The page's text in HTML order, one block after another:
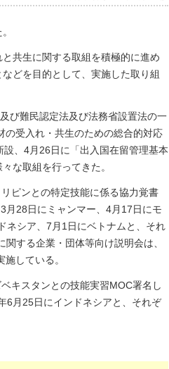
共生に関する取組を積極的に進め
どを目的として、実施した取り組
び難民認定法及び法務省設置法の一
受入れ・共生のための総合的対応
、4月26日に「出入国在留管理基本
な取組を行ってきた。
ピンとの特定技能に係る協力覚書
月28日にミャンマー、4月17日にモ
ネシア、7月1日にベトナムと、それ
する企業・団体等向け説明会は、
している。
キスタンとの技能実習MOC署名し
6月25日にインドネシアと、それぞ